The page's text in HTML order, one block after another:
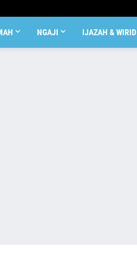
NGAJI IJAZAH & WIRID